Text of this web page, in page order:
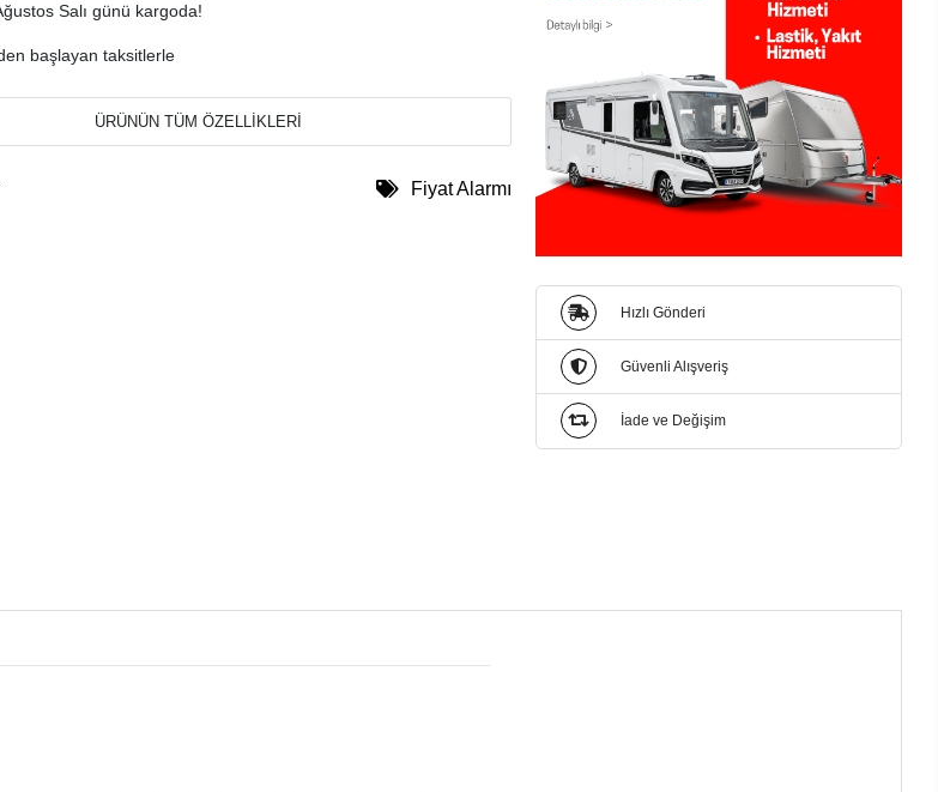
Salı günü kargoda!
başlayan taksitlerle
ÜRÜNÜN TÜM ÖZELLİKLERİ
Fiyat Alarmı
Hızlı Gönderi
Güvenli Alışveriş
İade ve Değişim